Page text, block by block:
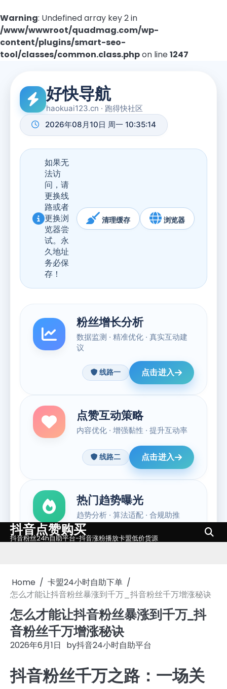
Warning: Undefined array key 2 in
/www/wwwroot/quadmag.com/wp-
content/plugins/smart-seo-
tool/classes/common.class.phpon line1247
Skip
to
抖音点赞购买
抖音粉丝24h自助平台-抖音涨粉播放卡盟低价货源
Home
卡盟24小时自助下单
怎么才能让抖音粉丝暴涨到千万_抖音粉丝千万增涨秘诀
怎么才能让抖音粉丝暴涨到千万_抖
音粉丝千万增涨秘诀
2026年6月1日 by抖音24小时自助平台
抖音粉丝千万之路：一场关